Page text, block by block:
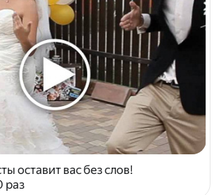
оставит вас без слов!
раз